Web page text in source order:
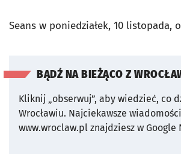
Seans w poniedziałek, 10 listopada,
BĄDŹ NA BIEŻĄCO Z
Kliknij „obserwuj”, aby wiedzieć, co
Wrocławiu. Najciekawsze
www.wroclaw.pl znajdziesz w Google